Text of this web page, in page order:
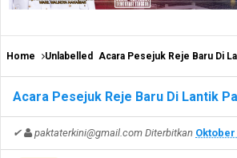
Home Unlabelled Acara Pesejuk Reje Baru Di
Acara Pesejuk Reje Baru Di Lantik
✔ paktaterkini@gmail.com Diterbitkan Oktober